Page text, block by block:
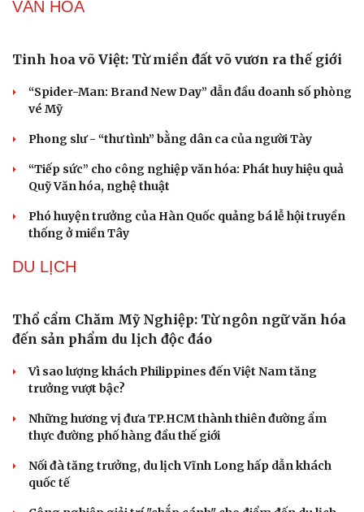
Sản phụ khoa
Làm đẹp - giảm cân
Phòng mạch online
Ăn sạch sống khỏe
VĂN HÓA
Tinh hoa võ Việt: Từ miền đất võ vươn ra thế giới
“Spider-Man: Brand New Day” dẫn đầu doanh số phòng
vé Mỹ
Phong slư - “thư tình” bằng dân ca của người Tày
“Tiếp sức” cho công nghiệp văn hóa: Phát huy hiệu quả
Quỹ Văn hóa, nghệ thuật
Phó huyện trưởng của Hàn Quốc quảng bá lễ hội truyền
thống ở miền Tây
DU LỊCH
Thổ cẩm Chăm Mỹ Nghiệp: Từ ngôn ngữ văn hóa
đến sản phẩm du lịch độc đáo
Vì sao lượng khách Philippines đến Việt Nam tăng
trưởng vượt bậc?
Những hương vị đưa TP.HCM thành thiên đường ẩm
thực đường phố hàng đầu thế giới
Nối đà tăng trưởng, du lịch Vĩnh Long hấp dẫn khách
quốc tế